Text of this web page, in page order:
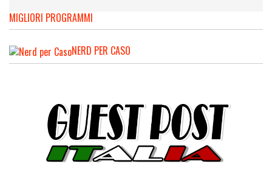
MIGLIORI PROGRAMMI
NERD PER CASO